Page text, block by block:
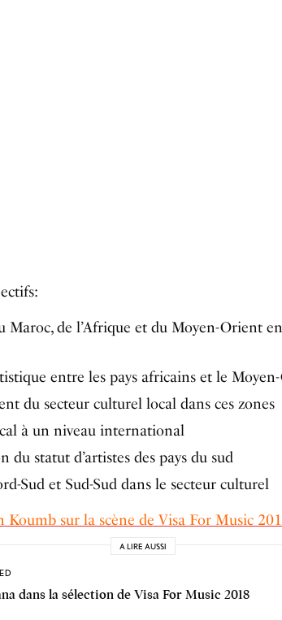
de l’Afrique et du Moyen-Orient
entre les pays africains et le
du secteur culturel local dans ces zones
à un niveau international
du statut d’artistes des pays du sud
Sud et Sud-Sud dans le secteur culturel
Koumb sur la scène de Visa For Music
A LIRE AUSSI
dans la sélection de Visa For Music 2018